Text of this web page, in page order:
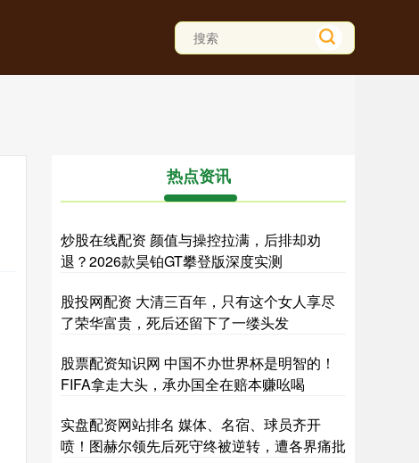
热点资讯
炒股在线配资 颜值与操控拉满，后排却劝
退？2026款昊铂GT攀登版深度实测
股投网配资 大清三百年，只有这个女人享尽
了荣华富贵，死后还留下了一缕头发
股票配资知识网 中国不办世界杯是明智的！
FIFA拿走大头，承办国全在赔本赚吆喝
实盘配资网站排名 媒体、名宿、球员齐开
喷！图赫尔领先后死守终被逆转，遭各界痛批